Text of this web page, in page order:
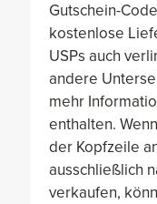
Gutschein-
kostenlose
USPs auch
andere
mehr
enthalten.
der Kopfzeile
ausschließlich
verkaufen,